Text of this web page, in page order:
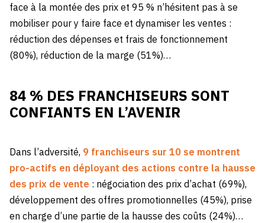
face à la montée des prix et 95 % n’hésitent pas à se
mobiliser pour y faire face et dynamiser les ventes :
réduction des dépenses et frais de fonctionnement
(80%), réduction de la marge (51%)…
84 % DES FRANCHISEURS SONT
CONFIANTS EN L’AVENIR
Dans l’adversité, 9 franchiseurs sur 10 se montrent
pro-actifs en déployant des actions contre la hausse
des prix de vente : négociation des prix d’achat (69%),
développement des offres promotionnelles (45%), prise
en charge d’une partie de la hausse des coûts (24%)…